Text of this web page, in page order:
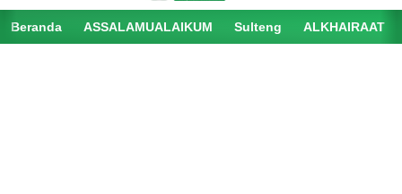
Beranda ASSALAMUALAIKUM Sulteng ALKHAIRAAT